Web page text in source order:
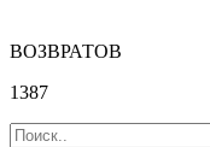
ВОЗВРАТОВ
1387